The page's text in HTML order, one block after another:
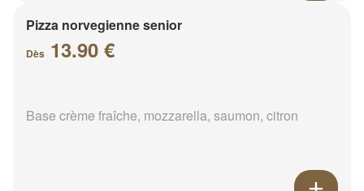
Pizza norvegienne senior
Dès 13.90 €
Base crème fraîche, mozzarella, saumon, citron